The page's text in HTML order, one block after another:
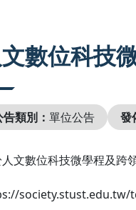
數位科技
告類別： 單位公告 發
文數位科技微學程及跨